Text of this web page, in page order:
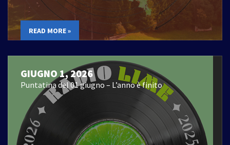
READ MORE »
GIUGNO 1, 2026
Puntatina del 01 giugno – L’anno è finito